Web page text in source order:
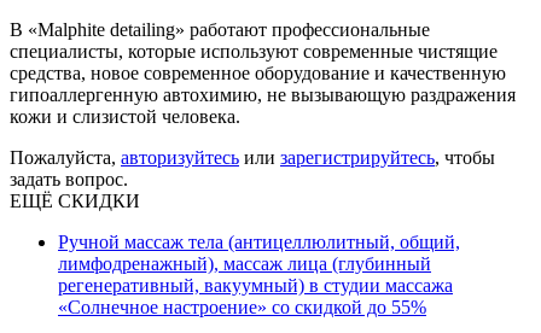
В «Malphite detailing» работают профессиональные
специалисты, которые используют современные чистящие
средства, новое современное оборудование и качественную
гипоаллергенную автохимию, не вызывающую раздражения
кожи и слизистой человека.
Пожалуйста, авторизуйтесь или зарегистрируйтесь, чтобы
задать вопрос.
ЕЩЁ СКИДКИ
Ручной массаж тела (антицеллюлитный, общий,
лимфодренажный), массаж лица (глубинный
регенеративный, вакуумный) в студии массажа
«Солнечное настроение» со скидкой до 55%